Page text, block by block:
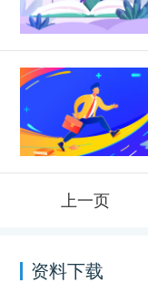
上一页
资料下载